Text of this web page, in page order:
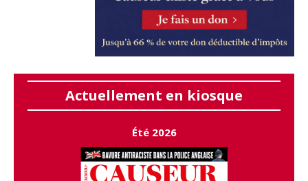
Actuellement en kiosque
Été 2026